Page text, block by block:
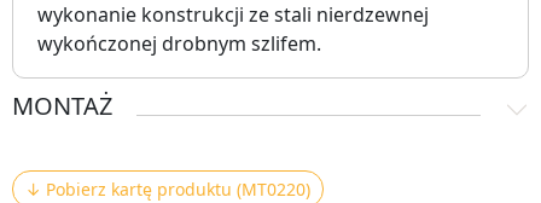
wykonanie konstrukcji ze stali nierdzewnej
wykończonej drobnym szlifem.
MONTAŻ
↓ Pobierz kartę produktu (MT0220)